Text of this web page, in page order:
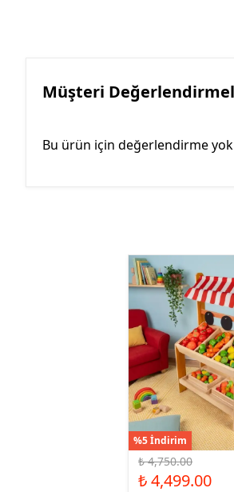
Müşteri
Bu ürün için değerlendirme yok
%5 İndirim
₺ 4,750.00
₺ 4,499.00